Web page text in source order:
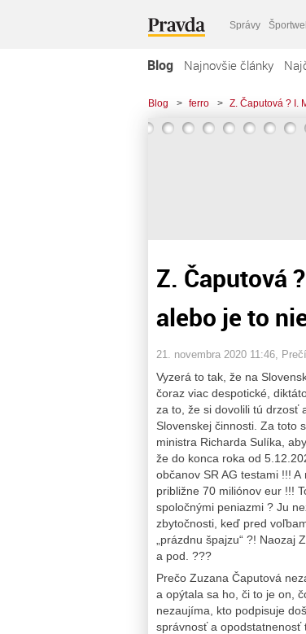
Správy
Blog Najnovšie články
Blog > ferro > Z. Čaputová ? I.
Z. Čaputová
alebo je to
21. novembra 2020 11:46 ,
Vyzerá to tak, že na
čoraz viac despotické,
za to, že si dovolili tú drzosť
Slovenskej činnosti. Za toto
ministra Richarda Sulíka,
že do konca roka od
občanov SR AG testami !!!
približne 70 miliónov eur !!!
spoločnými peniazmi ? Ju
zbytočnosti, keď pred
„prázdnu špajzu“ ?!
a pod. ???
Prečo Zuzana Čaputová
a opýtala sa ho, či to je on,
nezaujíma, kto podpisuje
správnosť a opodstatnenosť